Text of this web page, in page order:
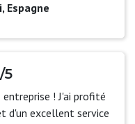
Espagne
5
! J'ai profité
d'un excellent service